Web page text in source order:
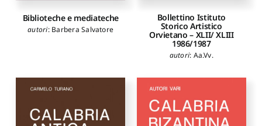
Biblioteche e mediateche
autori: Barbera Salvatore
Bollettino Istituto
Storico Artistico
Orvietano – XLII/ XLIII
1986/1987
autori: Aa.Vv.